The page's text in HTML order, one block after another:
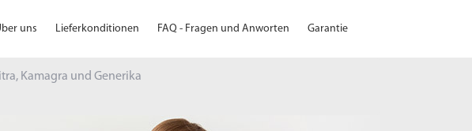
uns Lieferkonditionen FAQ - Fragen und Anworten Garantie
Kamagra und Generika